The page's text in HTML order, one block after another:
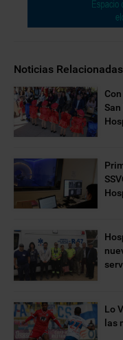
Noticias Relacionadas
Lo
las